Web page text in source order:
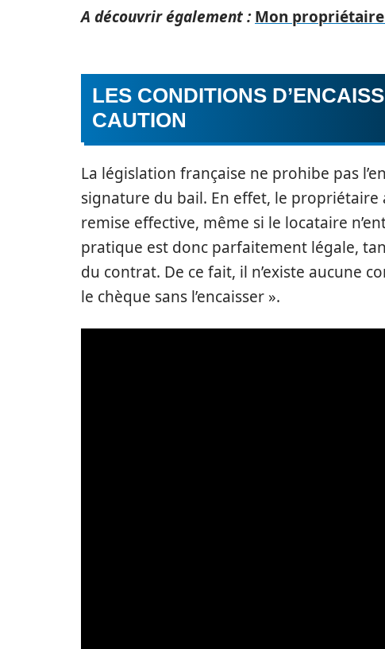
A découvrir également : Mon propriétaire
LES CONDITIONS
CAUTION
La législation française ne prohibe pas
signature du bail. En effet, le propriétaire
remise effective, même si le locataire
pratique est donc parfaitement légale,
du contrat. De ce fait, il n’existe aucune
le chèque sans l’encaisser ».